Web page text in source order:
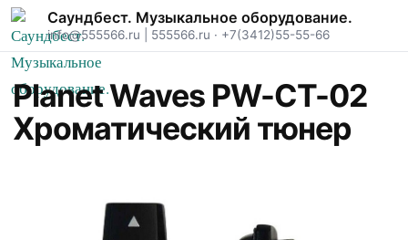
Саундбест. Музыкальное оборудование.
info@555566.ru 555566.ru · +7(3412)55-55-66
Planet Waves PW-CT-02
Хроматический тюнер